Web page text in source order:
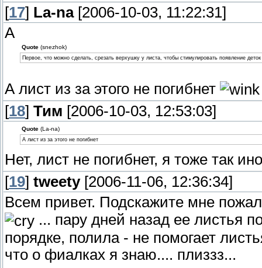
[17] La-na[2006-10-03, 11:22:31]
А
Quote(snezhok)
Первое, что можно сделать, срезать верхушку у листа, чтобы стимулировать появление деток
А лист из за этого не погибнет
[18] Тим [2006-10-03, 12:53:03]
Quote(La-na)
А лист из за этого не погибнет
Нет, лист не погибнет, я тоже так
[19] tweety[2006-11-06, 12:36:34]
Всем привет. Подскажите мне
... пару дней назад ее листья
порядке, полила - не помогает
что о фиалках я знаю.... плиззз...